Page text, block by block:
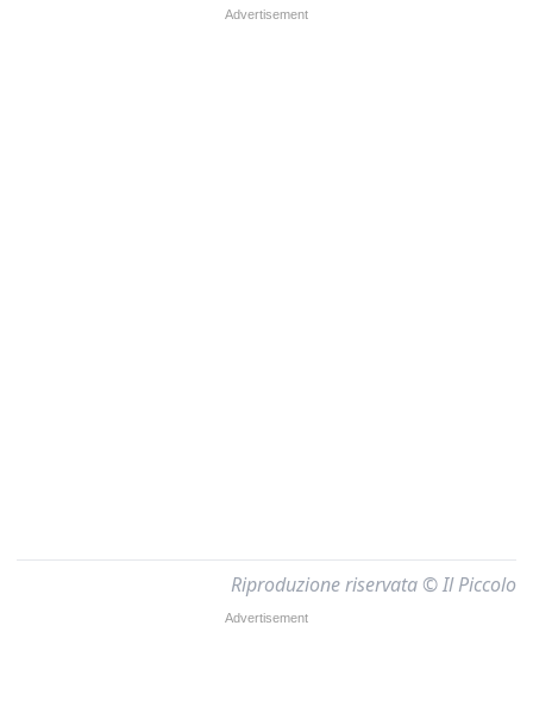
Riproduzione riservata © Il Piccolo